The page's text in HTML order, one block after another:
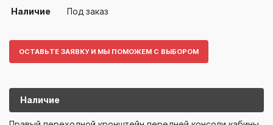
Наличие Под заказ
ОСТАВЬТЕ ЗАЯВКУ И МЫ ПОМОЖЕМ С ВЫБОРОМ
Наличие